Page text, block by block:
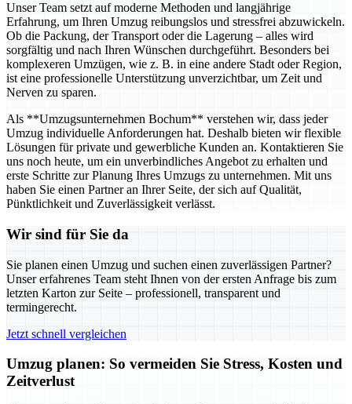
Unser Team setzt auf moderne Methoden und langjährige
Erfahrung, um Ihren Umzug reibungslos und stressfrei abzuwickeln.
Ob die Packung, der Transport oder die Lagerung – alles wird
sorgfältig und nach Ihren Wünschen durchgeführt. Besonders bei
komplexeren Umzügen, wie z. B. in eine andere Stadt oder Region,
ist eine professionelle Unterstützung unverzichtbar, um Zeit und
Nerven zu sparen.
Als **Umzugsunternehmen Bochum** verstehen wir, dass jeder
Umzug individuelle Anforderungen hat. Deshalb bieten wir flexible
Lösungen für private und gewerbliche Kunden an. Kontaktieren Sie
uns noch heute, um ein unverbindliches Angebot zu erhalten und
erste Schritte zur Planung Ihres Umzugs zu unternehmen. Mit uns
haben Sie einen Partner an Ihrer Seite, der sich auf Qualität,
Pünktlichkeit und Zuverlässigkeit verlässt.
Wir sind für Sie da
Sie planen einen Umzug und suchen einen zuverlässigen Partner?
Unser erfahrenes Team steht Ihnen von der ersten Anfrage bis zum
letzten Karton zur Seite – professionell, transparent und
termingerecht.
Jetzt schnell vergleichen
Umzug planen: So vermeiden Sie Stress, Kosten und
Zeitverlust